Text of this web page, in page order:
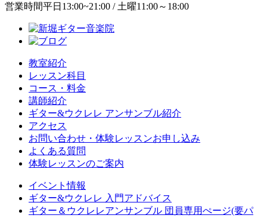
営業時間平日13:00~21:00 / 土曜11:00～18:00
教室紹介
レッスン科目
コース・料金
講師紹介
ギター&ウクレレ アンサンブル紹介
アクセス
お問い合わせ・体験レッスンお申し込み
よくある質問
体験レッスンのご案内
イベント情報
ギター&ウクレレ 入門アドバイス
ギター＆ウクレレアンサンブル 団員専用ぺージ(要パ